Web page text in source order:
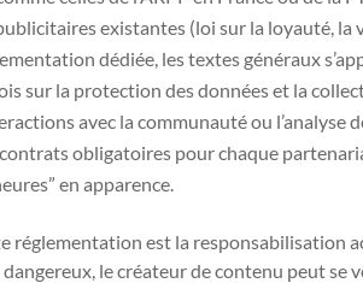
existantes (loi sur la loyauté, la
dédiée, les textes généraux
sur la protection des données et la
avec la communauté ou l’analyse
obligatoires pour chaque
en apparence.
réglementation est la responsabilisation
le créateur de contenu peut se